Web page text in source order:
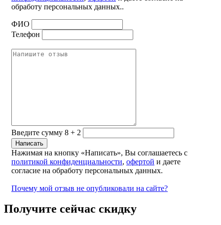
обработу персональных данных..
ФИО
Телефон
Введите сумму 8 + 2
Нажимая на кнопку «Написать», Вы соглашаетесь с
политикой конфиденциальности, офертой и даете
согласие на обработу персональных данных.
Почему мой отзыв не опубликовали на сайте?
Получите сейчас скидку